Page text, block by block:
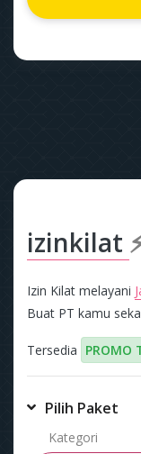
izinkilat
Izin Kilat melayani
Buat PT kamu
Tersedia PROMO
Pilih Paket
Kategori